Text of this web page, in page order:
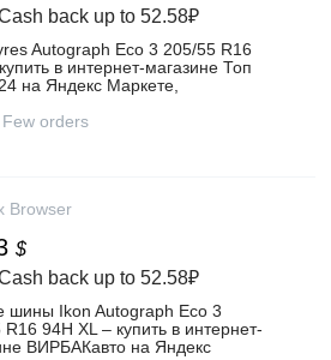
back up to 52.58₽
Autograph Eco 3 205/55 R16
в интернет-магазине Топ
на Яндекс Маркете,
Few orders
Browser
$
back up to 52.58₽
шины Ikon Autograph Eco 3
R16 94H XL – купить в интернет-
ВИРБАКавто на Яндекс